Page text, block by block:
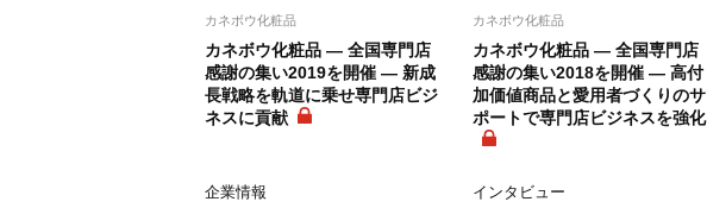
カネボウ化粧品
カネボウ化粧品 ― 全国専門店
感謝の集い2019を開催 ― 新成
長戦略を軌道に乗せ専門店ビジ
ネスに貢献
カネボウ化粧品
カネボウ化粧品 ― 全国専門店
感謝の集い2018を開催 ― 高付
加価値商品と愛用者づくりのサ
ポートで専門店ビジネスを強化
企業情報 インタビュー